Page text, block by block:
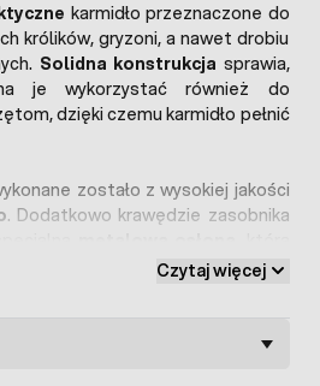
karmidło przeznaczone do
królików, gryzoni, a nawet drobiu
Solidna konstrukcja sprawia,
je wykorzystać również do
dzięki czemu karmidło pełnić
zostało z wysokiej jakości
. Dodatkowo krawędzie zasobnika
obgryzanie przez zwierzęta.
Czytaj więcej